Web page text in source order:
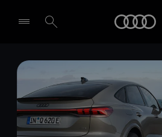
Händler wählen